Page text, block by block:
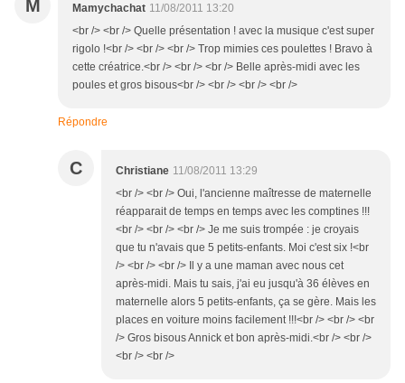
M Mamychachat 11/08/2011 13:20
<br /> <br /> Quelle présentation ! avec la musique c'est super
rigolo !<br /> <br /> <br /> Trop mimies ces poulettes ! Bravo à
cette créatrice.<br /> <br /> <br /> Belle après-midi avec les
poules et gros bisous<br /> <br /> <br /> <br />
Répondre
C Christiane 11/08/2011 13:29
<br /> <br /> Oui, l'ancienne maîtresse de maternelle
réapparait de temps en temps avec les comptines !!!
<br /> <br /> <br /> Je me suis trompée : je croyais
que tu n'avais que 5 petits-enfants. Moi c'est six !<br
/> <br /> <br /> Il y a une maman avec nous cet
après-midi. Mais tu sais, j'ai eu jusqu'à 36 élèves en
maternelle alors 5 petits-enfants, ça se gère. Mais les
places en voiture moins facilement !!!<br /> <br /> <br
/> Gros bisous Annick et bon après-midi.<br /> <br />
<br /> <br />